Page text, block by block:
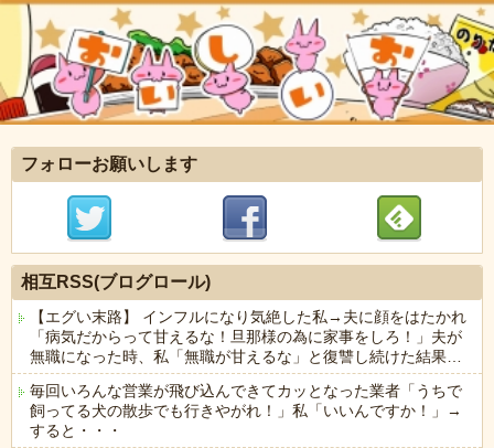
フォローお願いします
相互RSS(ブログロール)
【エグい末路】 インフルになり気絶した私→夫に顔をはたかれ
「病気だからって甘えるな！旦那様の為に家事をしろ！」夫が
無職になった時、私「無職が甘えるな」と復讐し続けた結果…
毎回いろんな営業が飛び込んできてカッとなった業者「うちで
飼ってる犬の散歩でも行きやがれ！」私「いいんですか！」→
すると・・・